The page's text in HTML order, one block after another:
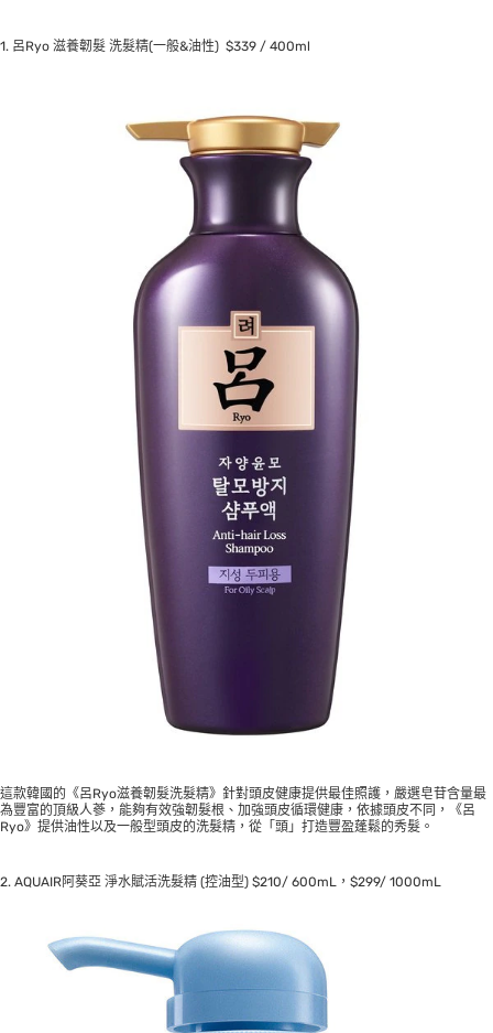
1. 呂Ryo 滋養韌髮 洗髮精(一般&油性) $339 / 400ml
這款韓國的《呂Ryo滋養韌髮洗髮精》針對頭皮健康提供最佳照護，嚴選皂苷含量最
為豐富的頂級人蔘，能夠有效強韌髮根、加強頭皮循環健康，依據頭皮不同，《呂
Ryo》提供油性以及一般型頭皮的洗髮精，從「頭」打造豐盈蓬鬆的秀髮。
2. AQUAIR阿葵亞 淨水賦活洗髮精 (控油型) $210/ 600mL，$299/ 1000mL